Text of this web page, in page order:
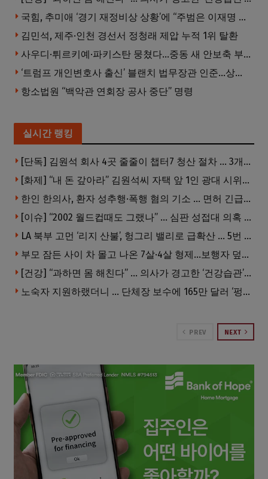
국힘, 추미애 ‘경기 재정비상 상황’에 “주범은 이재명 전 지사”
김민석, 제주·인천 경선서 정청래 제압 누적 1위 탈환
사우디·튀르키예·파키스탄 뭉쳤다…중동 새 안보축 부상하나
‘트럼프 개인변호사 출신’ 블랜치 법무장관 인준…상원 50대49 가결
항소법원 “백악관 연회장 공사 중단” 명령
실시간 랭킹
[단독] 김원석 회사 4곳 줄줄이 챕터7 청산 절차 … 3개 법인 같은 날 동시 파산 신청
[화제] “내 돈 갚아라” 김원석씨 자택 앞 1인 광대 시위 … 한인 투자사, “108만 달러 못받아”
한인 한의사, 환자 성추행·폭행 혐의 기소 … 면허 긴급정지
[이슈] “2002 월드컵때도 그랬나” … 심판 성접대 의혹 해외로 일파만파, 4강 신화까지 불똥
LA 북부 고먼 ‘리지 산불’, 헝그리 밸리로 급확산 … 5번 Fwy 양방향 전면 폐쇄
부모 잠든 사이 차 몰고 나온 7살·4살 형제…보행자 덮쳐 중태
[건강] “과하면 몸 해친다” … 의사가 경고한 ‘건강습관’ 5가지
노숙자 지원하랬더니 … 단체장 보수에 165만 달러 ‘펑펑’
PREV NEXT